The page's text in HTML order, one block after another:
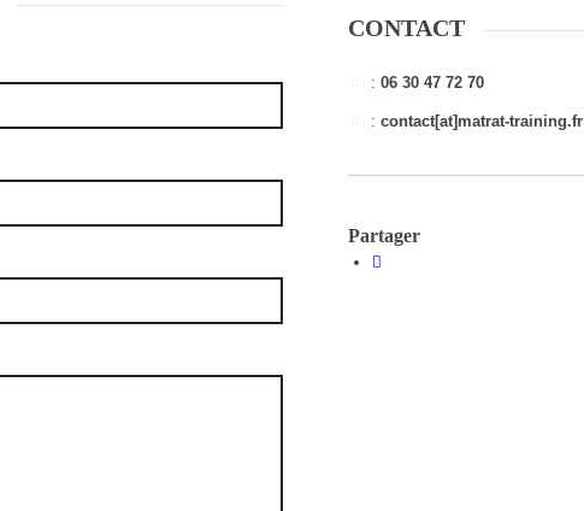
CONTACT
: 06 30 47 72 70
: contact[at]matrat-training.fr
Partager